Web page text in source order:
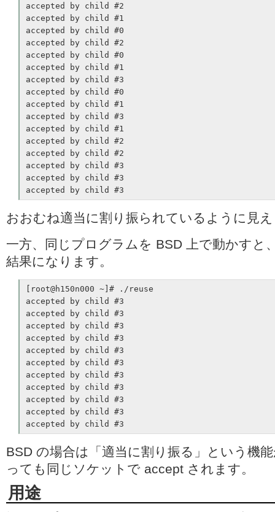
accepted by child #2
accepted by child #1
accepted by child #0
accepted by child #2
accepted by child #0
accepted by child #1
accepted by child #3
accepted by child #0
accepted by child #1
accepted by child #3
accepted by child #1
accepted by child #2
accepted by child #2
accepted by child #3
accepted by child #3
accepted by child #3
おおむね適当に割り振られているように見
一方、同じプログラムを BSD 上で動かすと
結果になります。
[root@h150n000 ~]# ./reuse
accepted by child #3
accepted by child #3
accepted by child #3
accepted by child #3
accepted by child #3
accepted by child #3
accepted by child #3
accepted by child #3
accepted by child #3
accepted by child #3
accepted by child #3
BSD の場合は「適当に割り振る」という機
っても同じソケットで accept されます。
用途